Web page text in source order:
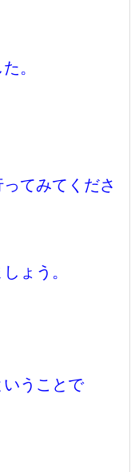
。
てみてくださ
ょう。
うことで